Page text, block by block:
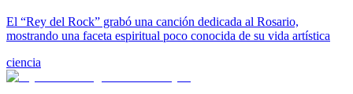
El “Rey del Rock” grabó una canción dedicada al Rosario,
mostrando una faceta espiritual poco conocida de su vida artística
ciencia